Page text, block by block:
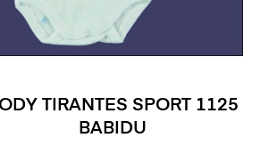
TIRANTES SPORT 1125
BABIDU